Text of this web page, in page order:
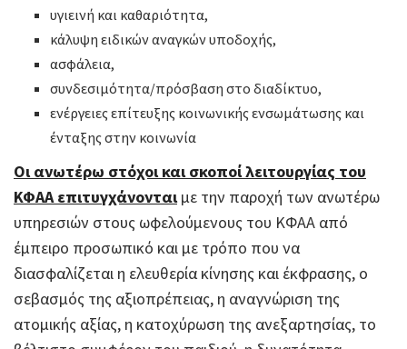
υγιεινή και καθαριότητα,
κάλυψη ειδικών αναγκών υποδοχής,
ασφάλεια,
συνδεσιμότητα/πρόσβαση στο διαδίκτυο,
ενέργειες επίτευξης κοινωνικής ενσωμάτωσης και
ένταξης στην κοινωνία
Οι ανωτέρω στόχοι και σκοποί λειτουργίας του
ΚΦΑΑ επιτυγχάνονταιμε την παροχή των ανωτέρω
υπηρεσιών στους ωφελούμενους του ΚΦΑΑ από
έμπειρο προσωπικό και με τρόπο που να
διασφαλίζεται η ελευθερία κίνησης και έκφρασης, ο
σεβασμός της αξιοπρέπειας, η αναγνώριση της
ατομικής αξίας, η κατοχύρωση της ανεξαρτησίας, το